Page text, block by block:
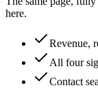
here.
Revenue,
All four
Contact